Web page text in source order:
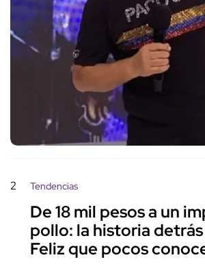
2 Tendencias
De 18 mil pesos a un
pollo: la historia
Feliz que pocos